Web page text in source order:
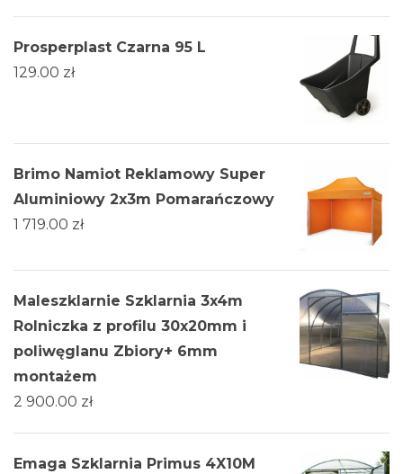
Prosperplast Czarna 95 L
129.00 zł
Brimo Namiot Reklamowy Super
Aluminiowy 2x3m Pomarańczowy
1 719.00 zł
Maleszklarnie Szklarnia 3x4m
Rolniczka z profilu 30x20mm i
poliwęglanu Zbiory+ 6mm
montażem
2 900.00 zł
Emaga Szklarnia Primus 4X10M